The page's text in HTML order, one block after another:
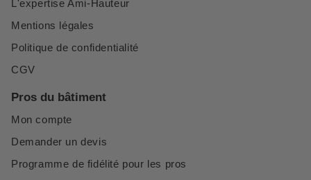
L'expertise Ami-Hauteur
Mentions légales
Politique de confidentialité
CGV
Pros du bâtiment
Mon compte
Demander un devis
Programme de fidélité pour les pros